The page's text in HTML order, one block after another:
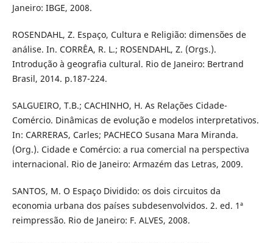
Janeiro: IBGE, 2008.
ROSENDAHL, Z. Espaço, Cultura e Religião: dimensões de
análise. In. CORRÊA, R. L.; ROSENDAHL, Z. (Orgs.).
Introdução à geografia cultural. Rio de Janeiro: Bertrand
Brasil, 2014. p.187-224.
SALGUEIRO, T.B.; CACHINHO, H. As Relações Cidade-
Comércio. Dinâmicas de evolução e modelos interpretativos.
In: CARRERAS, Carles; PACHECO Susana Mara Miranda.
(Org.). Cidade e Comércio: a rua comercial na perspectiva
internacional. Rio de Janeiro: Armazém das Letras, 2009.
SANTOS, M. O Espaço Dividido: os dois circuitos da
economia urbana dos países subdesenvolvidos. 2. ed. 1ª
reimpressão. Rio de Janeiro: F. ALVES, 2008.